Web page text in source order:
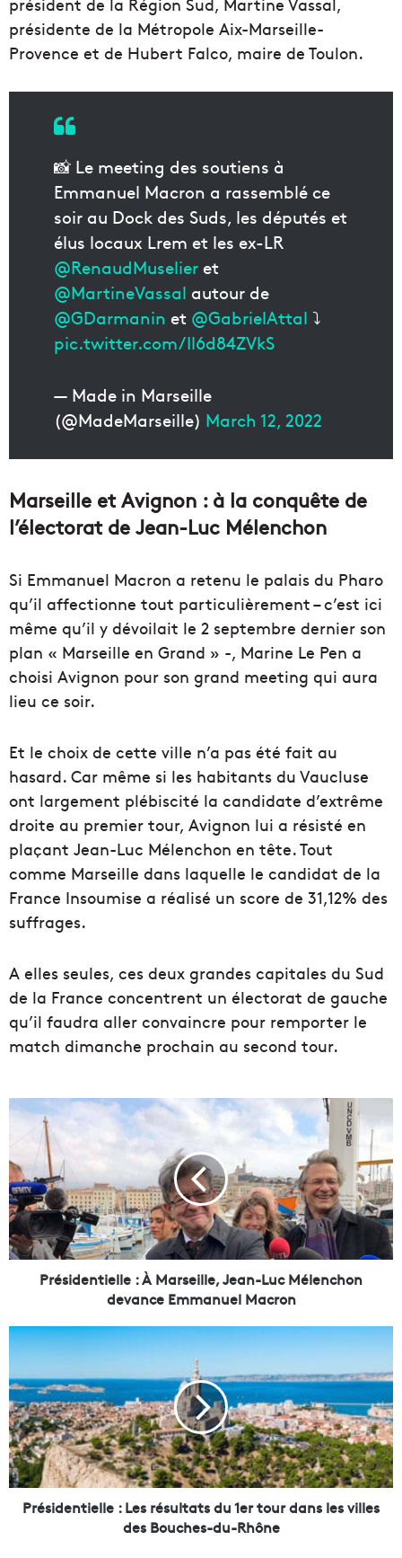
présidente de la Métropole Aix-Marseille-
Provence et de Hubert Falco, maire de Toulon.
📸 Le meeting des soutiens à
Emmanuel Macron a rassemblé ce
soir au Dock des Suds, les députés et
élus locaux Lrem et les ex-LR
@RenaudMuselieret
@MartineVassal autour de
@GDarmanin et @GabrielAttal ⤵️
pic.twitter.com/Il6d84ZVkS
— Made in Marseille
(@MadeMarseille) March 12, 2022
Marseille et Avignon : à la conquête de
l’électorat de Jean-Luc Mélenchon
Si Emmanuel Macron a retenu le palais du Pharo
qu’il affectionne tout particulièrement – c’est ici
même qu’il y dévoilait le 2 septembre dernier son
plan « Marseille en Grand » -, Marine Le Pen a
choisi Avignon pour son grand meeting qui aura
lieu ce soir.
Et le choix de cette ville n’a pas été fait au
hasard. Car même si les habitants du Vaucluse
ont largement plébiscité la candidate d’extrême
droite au premier tour, Avignon lui a résisté en
plaçant Jean-Luc Mélenchon en tête. Tout
comme Marseille dans laquelle le candidat de la
France Insoumise a réalisé un score de 31,12% des
suffrages.
A elles seules, ces deux grandes capitales du Sud
de la France concentrent un électorat de gauche
qu’il faudra aller convaincre pour remporter le
match dimanche prochain au second tour.
P
s
i
d
e
n
t
l
e
À
M
a
r
s
e
Présidentielle : À Marseille, Jean-Luc Mélenchon
devance Emmanuel Macron
P
r
é
s
i
d
e
n
t
Présidentielle : Les résultats du 1er tour dans les villes
des Bouches-du-Rhône